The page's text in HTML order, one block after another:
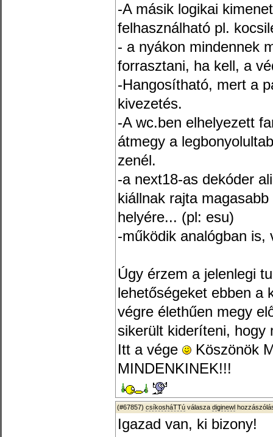
-A másik logikai
felhasználható pl.
- a nyákon mindennek
forrasztani, ha kell, a
-Hangosítható, mert a
kivezetés.
-A wc.ben elhelyezett
átmegy a
zenél.
-a next18-as dekóder
kiállnak rajta
helyére... (pl: esu)
-működik analógban is,
Úgy érzem a jelenlegi
lehetőségeket ebben a
végre élethűen megy
sikerült kideríteni, hogy
Itt a vége
Köszönök
MINDENKINEK!!!
(#67857) csíkosháTTú válasza diginewl
Igazad van, ki bizony!